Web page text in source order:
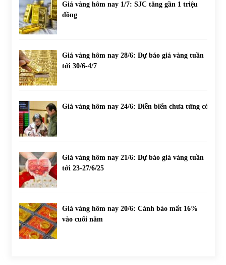
Giá vàng hôm nay 1/7: SJC tăng gần 1 triệu
đồng
Giá vàng hôm nay 28/6: Dự báo giá vàng tuần
tới 30/6-4/7
Giá vàng hôm nay 24/6: Diễn biến chưa từng có
Giá vàng hôm nay 21/6: Dự báo giá vàng tuần
tới 23-27/6/25
Giá vàng hôm nay 20/6: Cảnh báo mất 16%
vào cuối năm